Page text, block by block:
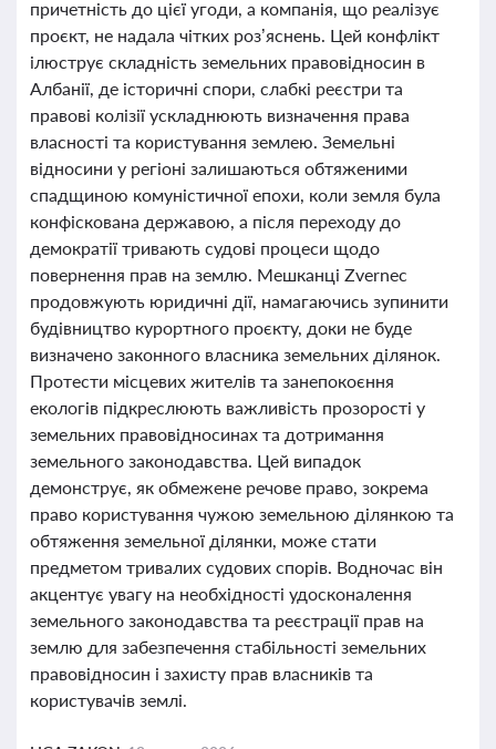
причетність до цієї угоди, а компанія, що реалізує
проєкт, не надала чітких роз’яснень. Цей конфлікт
ілюструє складність земельних правовідносин в
Албанії, де історичні спори, слабкі реєстри та
правові колізії ускладнюють визначення права
власності та користування землею. Земельні
відносини у регіоні залишаються обтяженими
спадщиною комуністичної епохи, коли земля була
конфіскована державою, а після переходу до
демократії тривають судові процеси щодо
повернення прав на землю. Мешканці Zvernec
продовжують юридичні дії, намагаючись зупинити
будівництво курортного проєкту, доки не буде
визначено законного власника земельних ділянок.
Протести місцевих жителів та занепокоєння
екологів підкреслюють важливість прозорості у
земельних правовідносинах та дотримання
земельного законодавства. Цей випадок
демонструє, як обмежене речове право, зокрема
право користування чужою земельною ділянкою та
обтяження земельної ділянки, може стати
предметом тривалих судових спорів. Водночас він
акцентує увагу на необхідності удосконалення
земельного законодавства та реєстрації прав на
землю для забезпечення стабільності земельних
правовідносин і захисту прав власників та
користувачів землі.